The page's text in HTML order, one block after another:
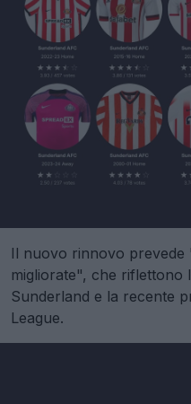
Il nuovo rinnovo prevede
migliorate", che riflettono
Sunderland e la recente
League.